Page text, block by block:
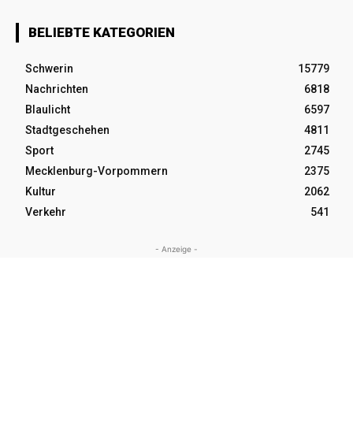
BELIEBTE KATEGORIEN
Schwerin
15779
Nachrichten
6818
Blaulicht
6597
Stadtgeschehen
4811
Sport
2745
Mecklenburg-Vorpommern
2375
Kultur
2062
Verkehr
541
- Anzeige -